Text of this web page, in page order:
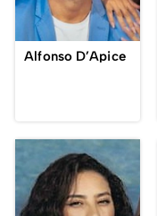
Alfonso D’Apice